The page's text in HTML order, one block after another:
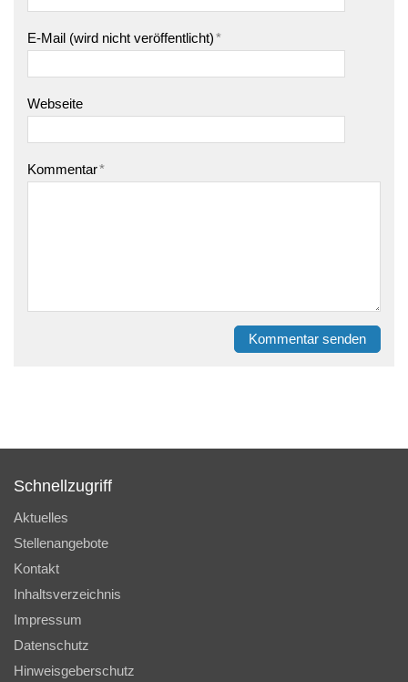
E-Mail (wird nicht veröffentlicht)*
Webseite
Kommentar*
Kommentar senden
Schnellzugriff
Aktuelles
Stellenangebote
Kontakt
Inhaltsverzeichnis
Impressum
Datenschutz
Hinweisgeberschutz